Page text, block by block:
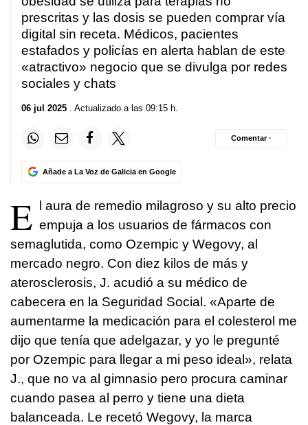
prescritas y las dosis se pueden comprar vía
digital sin receta. Médicos, pacientes
estafados y policías en alerta hablan de este
«atractivo» negocio que se divulga por redes
sociales y chats
06 jul 2025 . Actualizado a las 09:15 h.
Añade a La Voz de Galicia en Google
Comentar ·
E l aura de remedio milagroso y su alto precio
empuja a los usuarios de fármacos con
semaglutida, como Ozempic y Wegovy, al
mercado negro. Con diez kilos de más y
aterosclerosis, J. acudió a su médico de
cabecera en la Seguridad Social. «Aparte de
aumentarme la medicación para el colesterol me
dijo que tenía que adelgazar, y yo le pregunté
por Ozempic para llegar a mi peso ideal», relata
J., que no va al gimnasio pero procura caminar
cuando pasea al perro y tiene una dieta
balanceada. Le recetó Wegovy, la marca